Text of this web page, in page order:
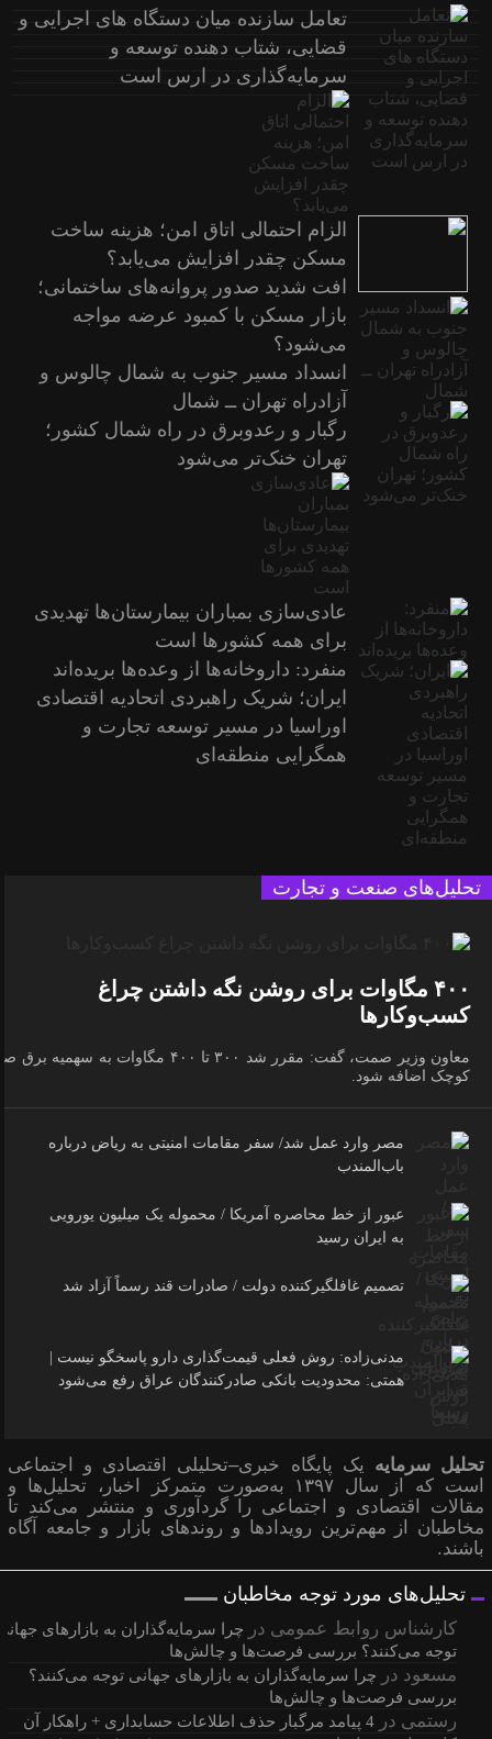
تعامل سازنده میان دستگاه‌ های اجرایی و
قضایی، شتاب‌ دهنده توسعه و
سرمایه‌گذاری در ارس است
الزام احتمالی اتاق امن؛ هزینه ساخت
مسکن چقدر افزایش می‌یابد؟
افت شدید صدور پروانه‌های ساختمانی؛
بازار مسکن با کمبود عرضه مواجه
می‌شود؟
انسداد مسیر جنوب به شمال چالوس و
آزادراه تهران ــ شمال
رگبار و رعدوبرق در راه شمال کشور؛
تهران خنک‌تر می‌شود
عادی‌سازی بمباران بیمارستان‌ها تهدیدی
برای همه کشورها است
منفرد: داروخانه‌ها از وعده‌ها بریده‌اند
ایران؛ شریک راهبردی اتحادیه اقتصادی
اوراسیا در مسیر توسعه تجارت و
همگرایی منطقه‌ای
تحلیل‌های صنعت و تجارت
۴۰۰ مگاوات برای روشن نگه داشتن چراغ
کسب‌وکار‌ها
معاون وزیر صمت، گفت: مقرر شد ۳۰۰ تا ۴۰۰ مگاوات به سهمیه
کوچک اضافه شود.
مصر وارد عمل شد/ سفر مقامات امنیتی به ریاض درباره
باب‌المندب
عبور از خط محاصره آمریکا / محموله یک میلیون یورویی
به ایران رسید
تصمیم غافلگیرکننده دولت / صادرات قند رسماً آزاد شد
مدنی‌زاده: روش فعلی قیمت‌گذاری دارو پاسخگو نیست |
همتی: محدودیت بانکی صادرکنندگان عراق رفع می‌شود
تحلیل سرمایه یک پایگاه خبری–تحلیلی اقتصادی و اجتماعی
است که از سال ۱۳۹۷ به‌صورت متمرکز اخبار، تحلیل‌ها و
مقالات اقتصادی و اجتماعی را گردآوری و منتشر می‌کند تا
مخاطبان از مهم‌ترین رویدادها و روندهای بازار و جامعه آگاه
باشند.
تحلیل‌های مورد توجه مخاطبان
کارشناس روابط عمومی در
چرا سرمایه‌گذاران به بازارهای
توجه می‌کنند؟ بررسی فرصت‌ها و چالش‌ها
مسعود در
چرا سرمایه‌گذاران به بازارهای جهانی توجه می‌کنند؟
بررسی فرصت‌ها و چالش‌ها
رستمی در 4 پیامد مرگبار حذف اطلاعات حسابداری + راهکار آن